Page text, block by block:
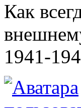
Как
1941-